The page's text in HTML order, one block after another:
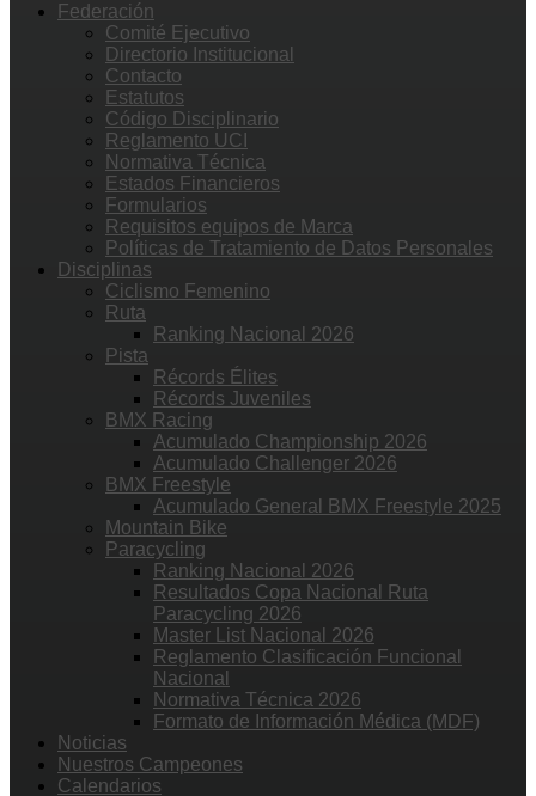
Federación
Comité Ejecutivo
Directorio Institucional
Contacto
Estatutos
Código Disciplinario
Reglamento UCI
Normativa Técnica
Estados Financieros
Formularios
Requisitos equipos de Marca
Políticas de Tratamiento de Datos Personales
Disciplinas
Ciclismo Femenino
Ruta
Ranking Nacional 2026
Pista
Récords Élites
Récords Juveniles
BMX Racing
Acumulado Championship 2026
Acumulado Challenger 2026
BMX Freestyle
Acumulado General BMX Freestyle 2025
Mountain Bike
Paracycling
Ranking Nacional 2026
Resultados Copa Nacional Ruta
Paracycling 2026
Master List Nacional 2026
Reglamento Clasificación Funcional
Nacional
Normativa Técnica 2026
Formato de Información Médica (MDF)
Noticias
Nuestros Campeones
Calendarios